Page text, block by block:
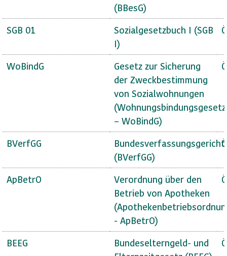
(BBesG)
SGB 01
Sozialgesetzbuch I (SGB
I)
WoBindG
Gesetz zur Sicherung
der Zweckbestimmung
von Sozialwohnungen
(Wohnungsbindungsgesetz
– WoBindG)
BVerfGG
(BVerfGG)
ApBetrO
Verordnung über den
Betrieb von Apotheken
- ApBetrO)
BEEG
Bundeselterngeld- und